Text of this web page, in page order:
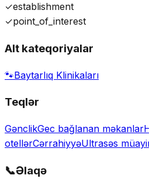
✓establishment
✓point_of_interest
Alt kateqoriyalar
🐾Baytarlıq Klinikaları
Teqlər
GənclikGec bağlanan məkanlar
otellərCərrahiyyəUltrasəs
📞Əlaqə